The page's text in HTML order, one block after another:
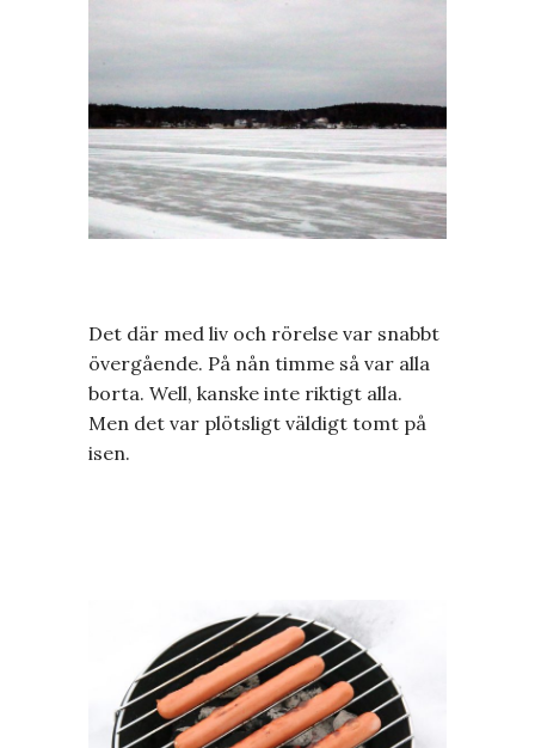
Det där med liv och rörelse var snabbt
övergående. På nån timme så var alla
borta. Well, kanske inte riktigt alla.
Men det var plötsligt väldigt tomt på
isen.